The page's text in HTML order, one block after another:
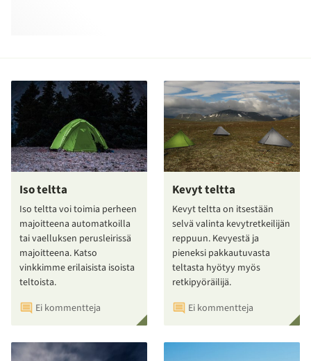
Iso teltta
Iso teltta voi toimia perheen
majoitteena automatkoilla
tai vaelluksen perusleirissä
majoitteena. Katso
vinkkimme erilaisista isoista
teltoista.
Ei kommentteja
Kevyt teltta
Kevyt teltta on itsestään
selvä valinta kevytretkeilijän
reppuun. Kevyestä ja
pieneksi pakkautuvasta
teltasta hyötyy myös
retkipyöräilijä.
Ei kommentteja